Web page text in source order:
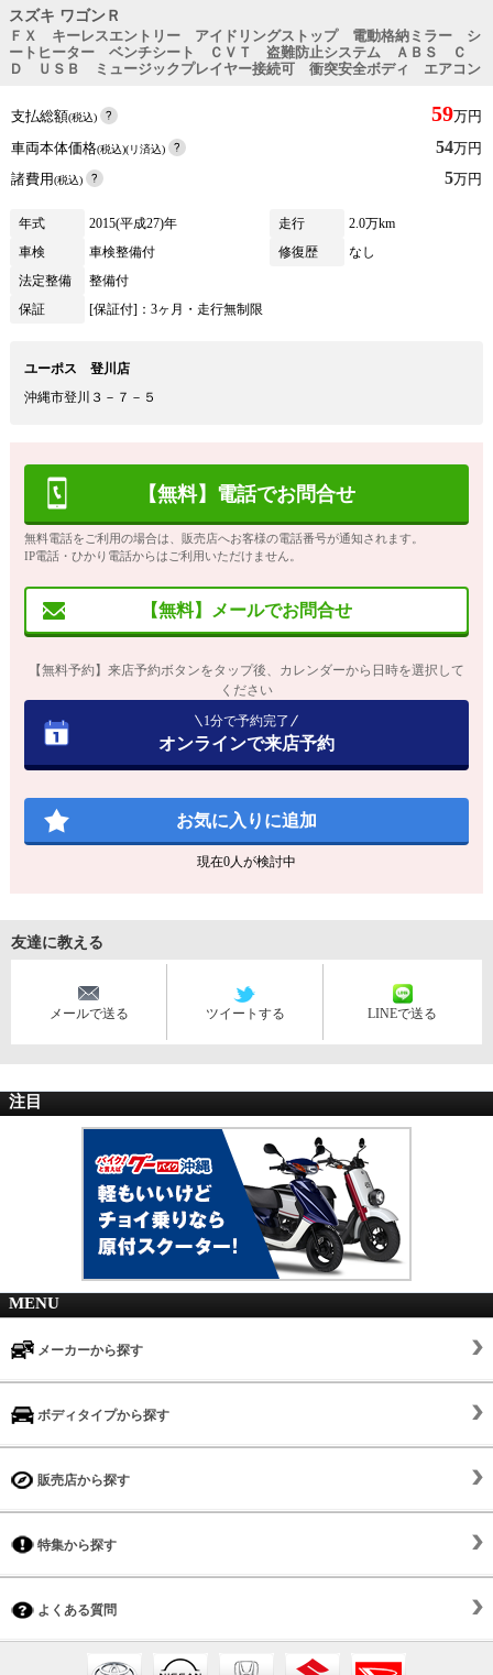
スズキ ワゴンＲ
ＦＸ キーレスエントリー アイドリングストップ 電動格納ミラー シ
ートヒーター ベンチシート ＣＶＴ 盗難防止システム ＡＢＳ Ｃ
Ｄ ＵＳＢ ミュージックプレイヤー接続可 衝突安全ボディ エアコン
支払総額(税込) 59万円
車両本体価格(税込)(リ済込) 54万円
諸費用(税込) 5万円
年式 2015(平成27)年 走行
2.0万km
車検
車検整備付 修復歴
なし
法定整備
整備付
保証
[保証付]：3ヶ月・走行無制限
ユーポス 登川店
沖縄市登川３－７－５
【無料】電話でお問合せ
無料電話をご利用の場合は、販売店へお客様の電話番号が通知されます。
IP電話・ひかり電話からはご利用いただけません。
【無料】メールでお問合せ
【無料予約】来店予約ボタンをタップ後、カレンダーから日時を選択して
ください
1分で予約完了
オンラインで来店予約
お気に入りに追加
現在0人が検討中
友達に教える
メールで送る ツイートする LINEで送る
注目
MENU
メーカーから探す
ボディタイプから探す
販売店から探す
特集から探す
よくある質問